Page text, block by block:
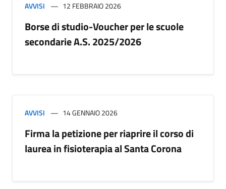
AVVISI 12 FEBBRAIO 2026
Borse di studio-Voucher per le scuole
secondarie A.S. 2025/2026
AVVISI 14 GENNAIO 2026
Firma la petizione per riaprire il corso di
laurea in fisioterapia al Santa Corona